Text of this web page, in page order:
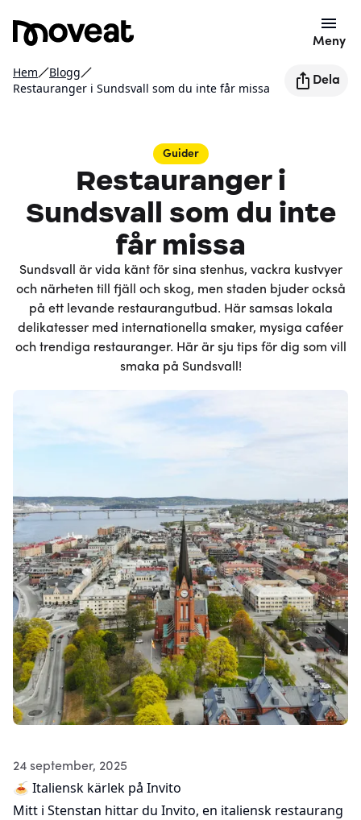
Meny
Hem
Blogg
Restauranger i Sundsvall som du inte får missa
Dela
Guider
Restauranger i
Sundsvall som du inte
får missa
Sundsvall är vida känt för sina stenhus, vackra kustvyer
och närheten till fjäll och skog, men staden bjuder också
på ett levande restaurangutbud. Här samsas lokala
delikatesser med internationella smaker, mysiga caféer
och trendiga restauranger. Här är sju tips för dig som vill
smaka på Sundsvall!
24 september, 2025
🍝 Italiensk kärlek på Invito
Mitt i Stenstan hittar du Invito, en italiensk restaurang